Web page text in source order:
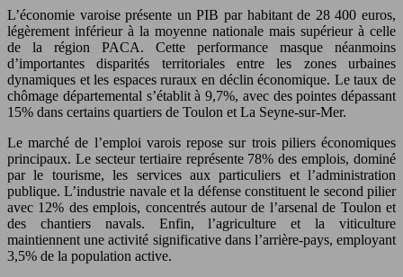
L’économie varoise présente un PIB par habitant de 28 400 euros,
légèrement inférieur à la moyenne nationale mais supérieur à celle
de la région PACA. Cette performance masque néanmoins
d’importantes disparités territoriales entre les zones urbaines
dynamiques et les espaces ruraux en déclin économique. Le taux de
chômage départemental s’établit à 9,7%, avec des pointes dépassant
15% dans certains quartiers de Toulon et La Seyne-sur-Mer.
Le marché de l’emploi varois repose sur trois piliers économiques
principaux. Le secteur tertiaire représente 78% des emplois, dominé
par le tourisme, les services aux particuliers et l’administration
publique. L’industrie navale et la défense constituent le second pilier
avec 12% des emplois, concentrés autour de l’arsenal de Toulon et
des chantiers navals. Enfin, l’agriculture et la viticulture
maintiennent une activité significative dans l’arrière-pays, employant
3,5% de la population active.